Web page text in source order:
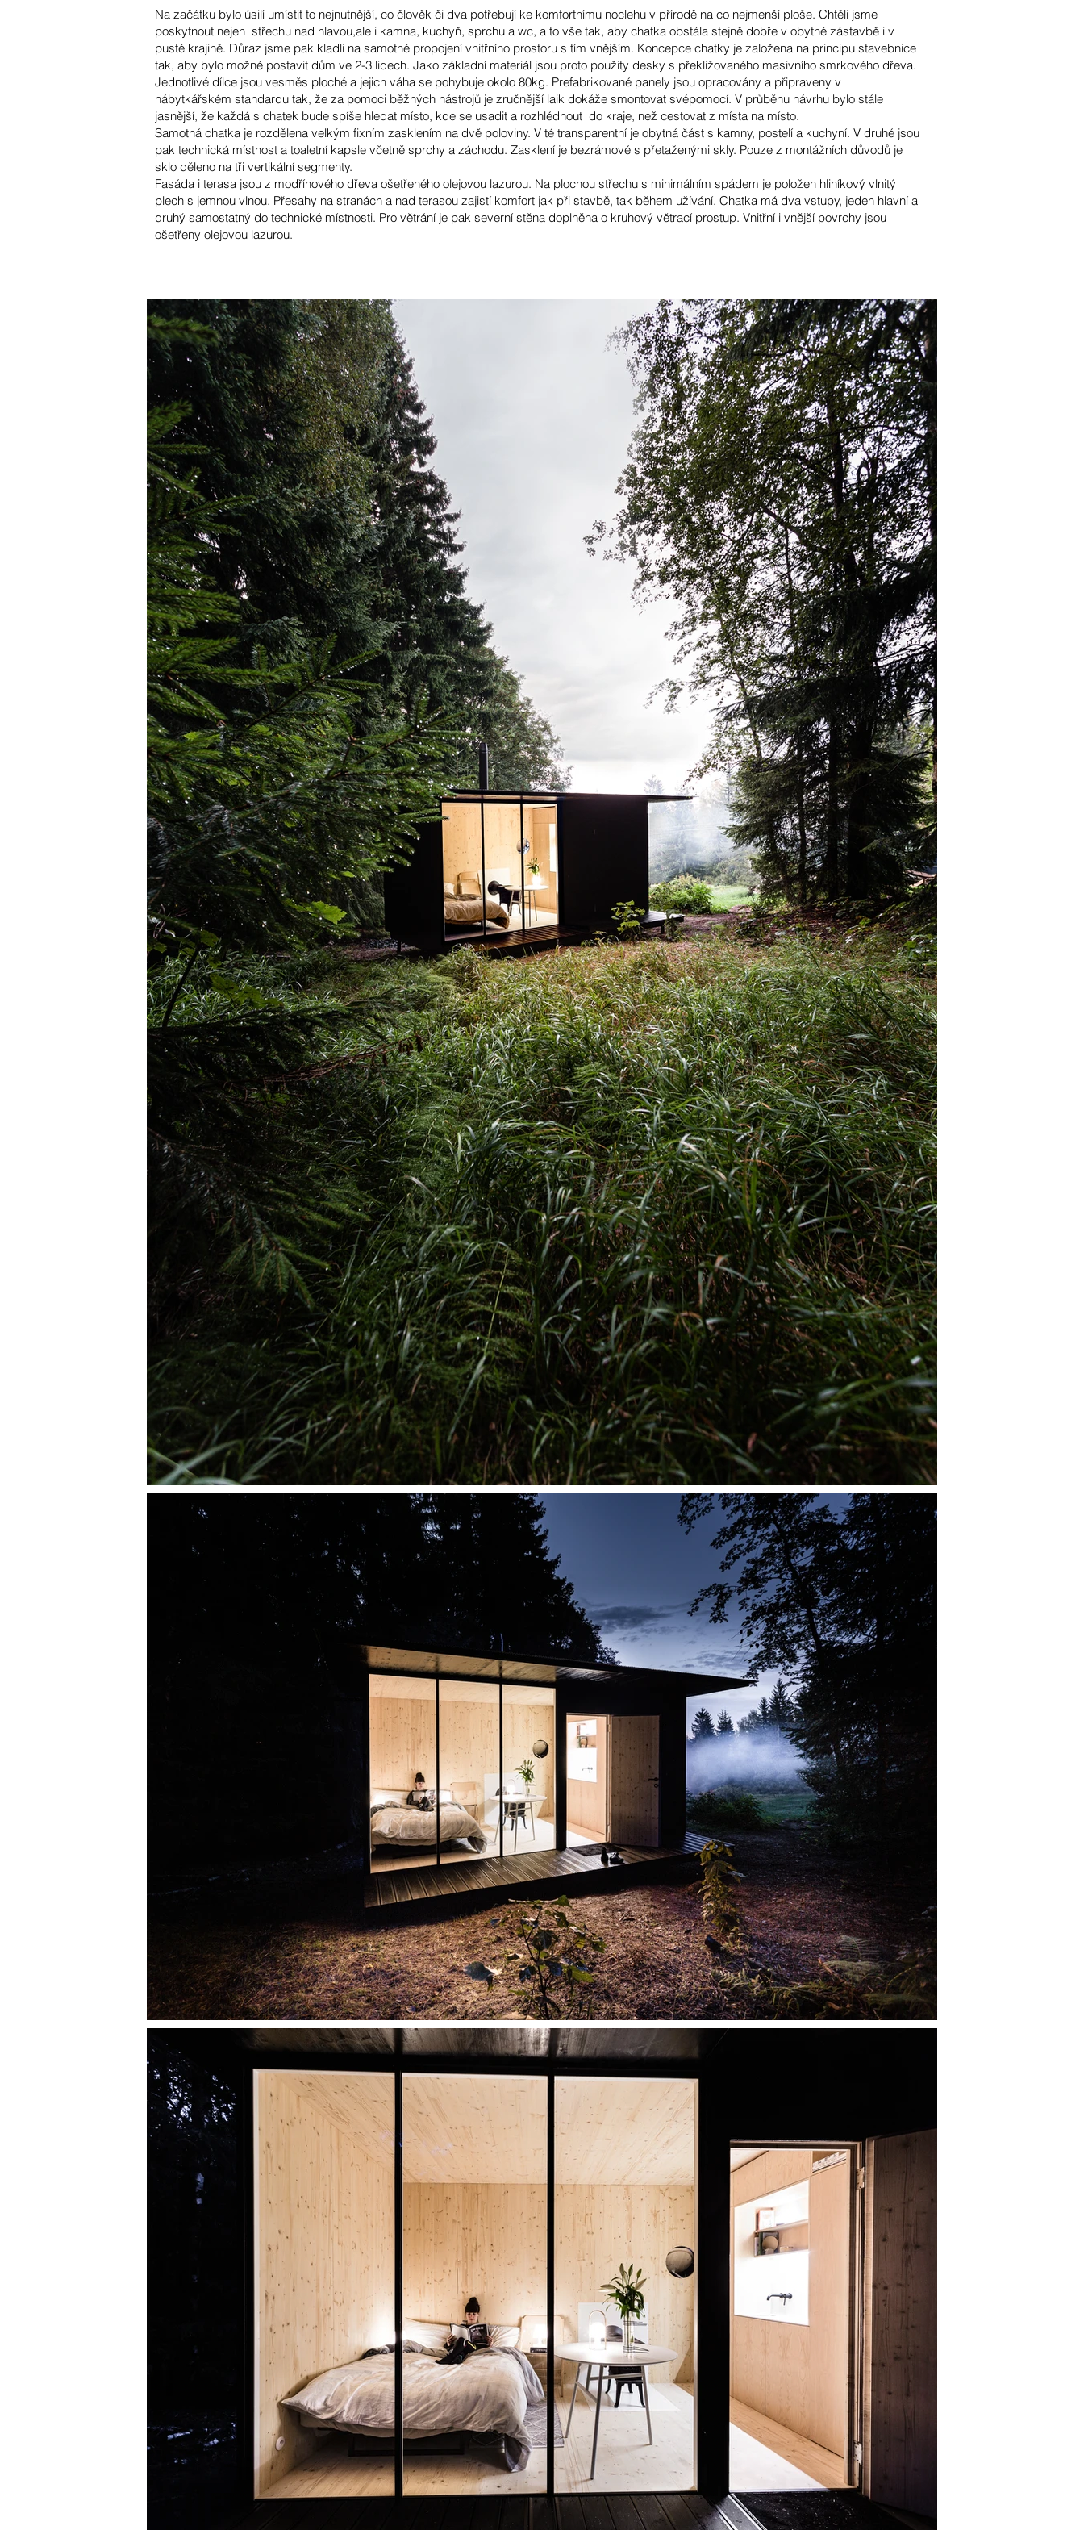
Na začátku bylo úsilí umístit to nejnutnější, co člověk či dva potřebují ke komfortnímu noclehu v přírodě na co nejmenší ploše. Chtěli jsme
poskytnout nejen střechu nad hlavou,ale i kamna, kuchyň, sprchu a wc, a to vše tak, aby chatka obstála stejně dobře v obytné zástavbě i v
pusté krajině. Důraz jsme pak kladli na samotné propojení vnitřního prostoru s tím vnějším. Koncepce chatky je založena na principu stavebnice
tak, aby bylo možné postavit dům ve 2-3 lidech. Jako základní materiál jsou proto použity desky s překližovaného masivního smrkového dřeva.
Jednotlivé dílce jsou vesměs ploché a jejich váha se pohybuje okolo 80kg. Prefabrikované panely jsou opracovány a připraveny v
nábytkářském standardu tak, že za pomoci běžných nástrojů je zručnější laik dokáže smontovat svépomocí. V průběhu návrhu bylo stále
jasnější, že každá s chatek bude spíše hledat místo, kde se usadit a rozhlédnout do kraje, než cestovat z místa na místo.
Samotná chatka je rozdělena velkým fixním zasklením na dvě poloviny. V té transparentní je obytná část s kamny, postelí a kuchyní. V druhé jsou
pak technická místnost a toaletní kapsle včetně sprchy a záchodu. Zasklení je bezrámové s přetaženými skly. Pouze z montážních důvodů je
sklo děleno na tři vertikální segmenty.
Fasáda i terasa jsou z modřínového dřeva ošetřeného olejovou lazurou. Na plochou střechu s minimálním spádem je položen hliníkový vlnitý
plech s jemnou vlnou. Přesahy na stranách a nad terasou zajistí komfort jak při stavbě, tak během užívání. Chatka má dva vstupy, jeden hlavní a
druhý samostatný do technické místnosti. Pro větrání je pak severní stěna doplněna o kruhový větrací prostup. Vnitřní i vnější povrchy jsou
ošetřeny olejovou lazurou.